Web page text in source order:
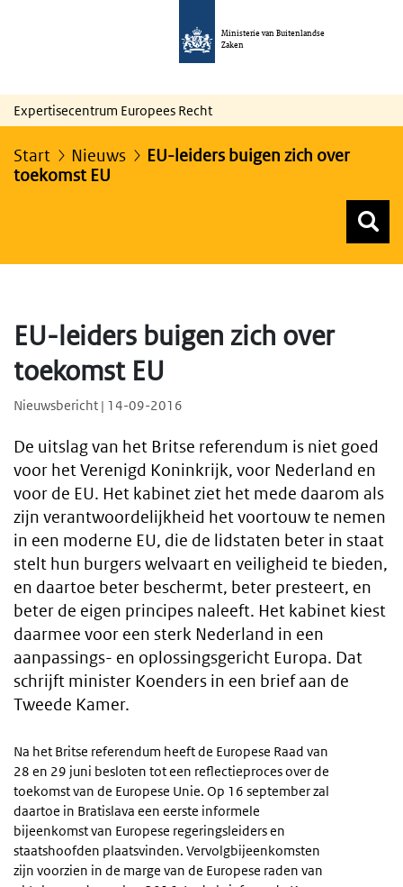
Ministerie van Buitenlandse
Zaken
Expertisecentrum Europees Recht
Start Nieuws
EU-leiders buigen zich over
toekomst EU
EU-leiders buigen zich over
toekomst EU
Nieuwsbericht | 14-09-2016
De uitslag van het Britse referendum is niet goed
voor het Verenigd Koninkrijk, voor Nederland en
voor de EU. Het kabinet ziet het mede daarom als
zijn verantwoordelijkheid het voortouw te nemen
in een moderne EU, die de lidstaten beter in staat
stelt hun burgers welvaart en veiligheid te bieden,
en daartoe beter beschermt, beter presteert, en
beter de eigen principes naleeft. Het kabinet kiest
daarmee voor een sterk Nederland in een
aanpassings- en oplossingsgericht Europa. Dat
schrijft minister Koenders in een brief aan de
Tweede Kamer.
Na het Britse referendum heeft de Europese Raad van
28 en 29 juni besloten tot een reflectieproces over de
toekomst van de Europese Unie. Op 16 september zal
daartoe in Bratislava een eerste informele
bijeenkomst van Europese regeringsleiders en
staatshoofden plaatsvinden. Vervolgbijeenkomsten
zijn voorzien in de marge van de Europese raden van